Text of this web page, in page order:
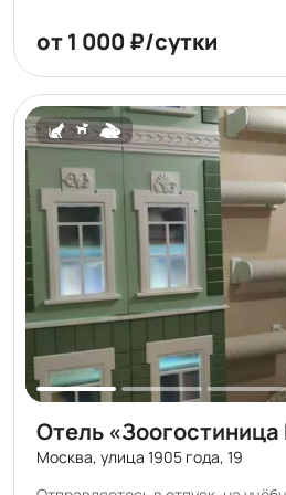
от 1 000 ₽/сутки
Отель
Москва, улица 1905 года, 19